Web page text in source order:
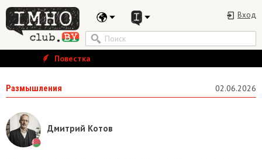
Вход
Повестка
Размышления 02.06.2026
Дмитрий Котов